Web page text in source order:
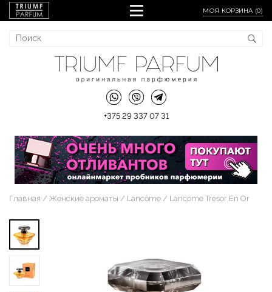
МОЯ КОРЗИНА (0)
+375 29 337 07 31
Главная Женские ароматы Lancome Lancome Tresor En Or